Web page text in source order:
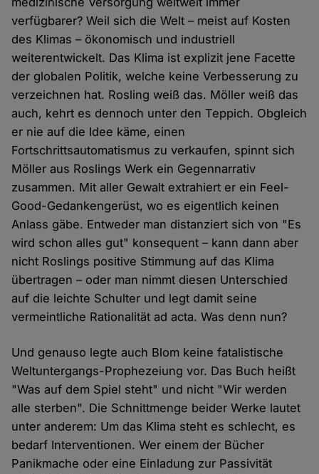
verfügbarer? Weil sich die Welt – meist auf Kosten
des Klimas – ökonomisch und industriell
weiterentwickelt. Das Klima ist explizit jene Facette
der globalen Politik, welche keine Verbesserung zu
verzeichnen hat. Rosling weiß das. Möller weiß das
auch, kehrt es dennoch unter den Teppich. Obgleich
er nie auf die Idee käme, einen
Fortschrittsautomatismus zu verkaufen, spinnt sich
Möller aus Roslings Werk ein Gegennarrativ
zusammen. Mit aller Gewalt extrahiert er ein Feel-
Good-Gedankengerüst, wo es eigentlich keinen
Anlass gäbe. Entweder man distanziert sich von "Es
wird schon alles gut" konsequent – kann dann aber
nicht Roslings positive Stimmung auf das Klima
übertragen – oder man nimmt diesen Unterschied
auf die leichte Schulter und legt damit seine
vermeintliche Rationalität ad acta. Was denn nun?
Und genauso legte auch Blom keine fatalistische
Weltuntergangs-Prophezeiung vor. Das Buch heißt
"Was auf dem Spiel steht" und nicht "Wir werden
alle sterben". Die Schnittmenge beider Werke lautet
unter anderem: Um das Klima steht es schlecht, es
bedarf Interventionen. Wer einem der Bücher
Panikmache oder eine Einladung zur Passivität